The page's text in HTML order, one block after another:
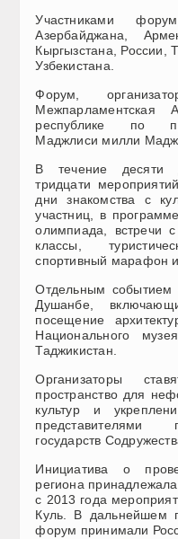
Участниками
Азербайджана,
Кыргызстана, России,
Узбекистана.
Форум,
республике по
Маджлиси милли
В течение десяти
тридцати
дни знакомства с
участниц, в
олимпиада, встречи
классы,
спортивный марафон
Отдельным событием
Душанбе,
посещение
Национального
Таджикистан.
Организаторы
пространство для
культур и
представителями
государств
Инициатива о
региона
с 2013 года
Куль. В дальнейшем
форум принимали